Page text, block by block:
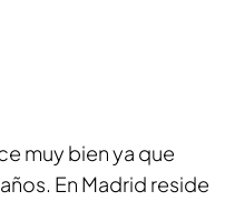
muy bien ya que
En Madrid reside